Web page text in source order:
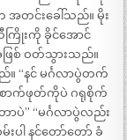
တင်းခေါ်သည်။ မိုး
းကို ခိုင်အောင်
ြစ် ဝတ်သွားသည်။
“နင် မင်္ဂလာပွဲတက်
ောက်ဖုတ်ကိုပဲ ဂရုစိုက်
ာပဲ” “မင်္ဂလာပွဲလည်း
ပါ နင်တော်တော် ခံ